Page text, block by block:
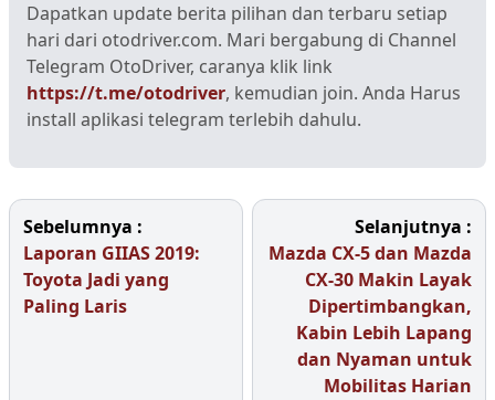
Dapatkan update berita pilihan dan terbaru setiap
hari dari otodriver.com. Mari bergabung di Channel
Telegram OtoDriver, caranya klik link
https://t.me/otodriver, kemudian join. Anda Harus
install aplikasi telegram terlebih dahulu.
Sebelumnya :
Laporan GIIAS 2019:
Toyota Jadi yang
Paling Laris
Selanjutnya :
Mazda CX-5 dan Mazda
CX-30 Makin Layak
Dipertimbangkan,
Kabin Lebih Lapang
dan Nyaman untuk
Mobilitas Harian